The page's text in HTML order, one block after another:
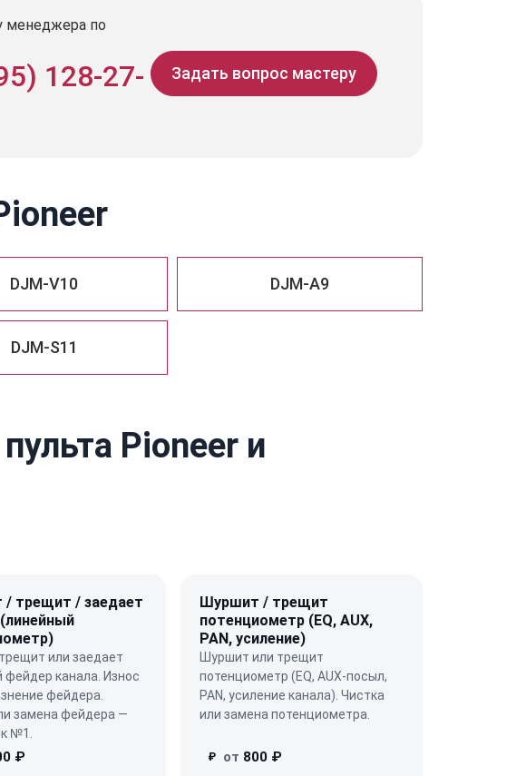
менеджера по
128-27-
Задать вопрос мастеру
DJM-V10 DJM-A9
DJM-S11
Pioneer и
трещит / заедает
или заедает
фейдер канала. Износ
фейдера.
замена фейдера —
№1.
₽
Шуршит / трещит
потенциометр (EQ, AUX,
PAN, усиление)
Шуршит или трещит
потенциометр (EQ, AUX-посыл,
PAN, усиление канала). Чистка
или замена потенциометра.
₽ от 800 ₽